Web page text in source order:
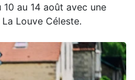
au 14 août avec une
Louve Céleste.